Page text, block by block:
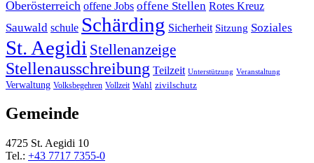
Oberösterreich offene Jobs offene Stellen Rotes Kreuz
Sauwald schule Schärding Sicherheit Sitzung Soziales
St. Aegidi Stellenanzeige
Stellenausschreibung Teilzeit Unterstützung Veranstaltung
Verwaltung Volksbegehren Vollzeit Wahl zivilschutz
Gemeinde
4725 St. Aegidi 10
Tel.: +43 7717 7355-0